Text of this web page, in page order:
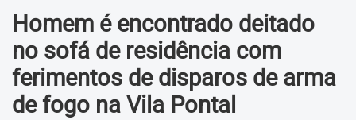
Homem é encontrado deitado
no sofá de residência com
ferimentos de disparos de arma
de fogo na Vila Pontal